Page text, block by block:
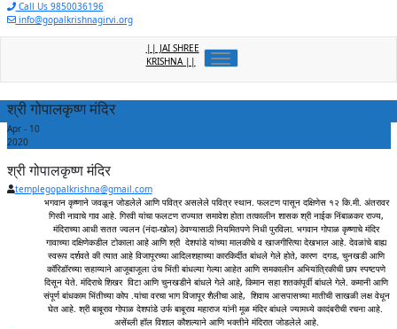
Skip
to
Call Us 9850036196
info@gopalkrishnagirvi.org
Toggle
navigation
|| JAI SHREE
KRISHNA ||
श्री गोपालकृष्ण मंदिर
Apr - 10
2020
श्री गोपालकृष्ण मंदिर
templegopalkrishna@gmail.com
भगवान कृष्णाने जवळून जोडलेले आणि पवित्र असलेले पवित्र स्थान. फलटण पासून दक्षिणेस १२ कि.मी. अंतरावर
गिरवी नावाचे गाव आहे. गिरवी यांचा फलटणराज्यात समावेश होता तत्कालीन शासक श्री नाईक निंबाळकर राज्य,
मंदिराच्या आधी सतत ज्वलन (नंदा-खोल) ठेवण्यासाठी नियमितपणे निधी पुरविला. भगवान गोपाळ कृष्णाचे मंदिर
गावाच्या दक्षिणेकडील टोकाला आहे आणि श्री देशपांडे यांच्या मालकीचे व खाजगीरित्या देखभाल आहे. देवळांचे बाह्य
स्वरूप दर्शवते की त्यात आहे विजापूरच्या आदिलशहाच्या कारकिर्दीत बांधले गेले होते, कारण दगड, चुनखडी आणि
कॉरिडॉरच्या सहाय्याने आजूबाजूला उंच भिंती बांधल्या गेल्या आहेत आणि समकालीन अभियांत्रिकीची छाप स्पष्टपणे
दिसून येते. मंदिराचे शिखर विटा आणि चुनखडीने बांधले गेले आहे, किमान सहा शतकांपूर्वी बांधले गेले. कमानी आणि
संपूर्ण बांधकाम भिंतीच्या कोप .यांचा वरचा भाग विजापूर शैलीचा आहे, शिवाय आसपासच्या मातीची साखळी लक्ष वेधून
घेत आहे. श्री बाबूराव गोपाळ देशपांडे उर्फ ​​बाबूराव महाराज यांनी मूळ मंदिर बांधले ज्यामध्ये कादंबरीची रचना आहे.
असेंब्ली हॉल विशाल कौशल्याने आणि भक्तीने मंदिरात जोडलेले आहे.